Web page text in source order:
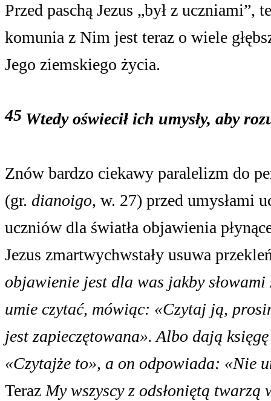
Przed paschą Jezus „był z uczniami”,
komunia z Nim jest teraz o wiele
Jego ziemskiego życia.
45 Wtedy oświecił ich umysły, aby
Znów bardzo ciekawy paralelizm do
(gr. dianoigo, w. 27) przed umysłami
uczniów dla światła objawienia
Jezus zmartwychwstały usuwa
objawienie jest dla was jakby
umie czytać, mówiąc: «Czytaj ją,
jest zapieczętowana». Albo dają
«Czytajże to», a on odpowiada: «Nie
Teraz My wszyscy z odsłoniętą